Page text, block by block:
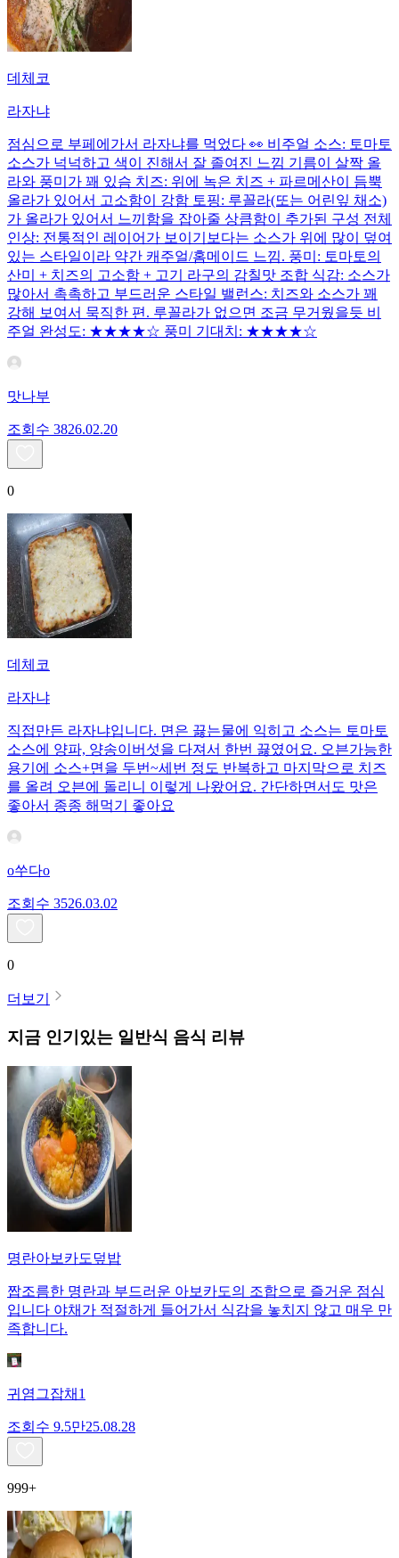
데체코
라자냐
점심으로 부페에가서 라자냐를 먹었다 👀 비주얼 소스: 토마토
소스가 넉넉하고 색이 진해서 잘 졸여진 느낌 기름이 살짝 올
라와 풍미가 꽤 있슴 치즈: 위에 녹은 치즈 + 파르메산이 듬뿍
올라가 있어서 고소함이 강함 토핑: 루꼴라(또는 어린잎 채소)
가 올라가 있어서 느끼함을 잡아줄 상큼함이 추가된 구성 전체
인상: 전통적인 레이어가 보이기보다는 소스가 위에 많이 덮여
있는 스타일이라 약간 캐주얼/홈메이드 느낌. 풍미: 토마토의
산미 + 치즈의 고소함 + 고기 라구의 감칠맛 조합 식감: 소스가
많아서 촉촉하고 부드러운 스타일 밸런스: 치즈와 소스가 꽤
강해 보여서 묵직한 편. 루꼴라가 없으면 조금 무거웠을듯 비
주얼 완성도: ★★★★☆ 풍미 기대치: ★★★★☆
맛나부
조회수 3826.02.20
0
데체코
라자냐
직접만든 라자냐입니다. 면은 끓는물에 익히고 소스는 토마토
소스에 양파, 양송이버섯을 다져서 한번 끓였어요. 오븐가능한
용기에 소스+면을 두번~세번 정도 반복하고 마지막으로 치즈
를 올려 오븐에 돌리니 이렇게 나왔어요. 간단하면서도 맛은
좋아서 종종 해먹기 좋아요
o쑤다o
조회수 3526.03.02
0
더보기
지금 인기있는 일반식 음식 리뷰
명란아보카도덮밥
짭조름한 명란과 부드러운 아보카도의 조합으로 즐거운 점심
입니다 야채가 적절하게 들어가서 식감을 놓치지 않고 매우 만
족합니다.
귀염그잡채1
조회수 9.5만25.08.28
999+